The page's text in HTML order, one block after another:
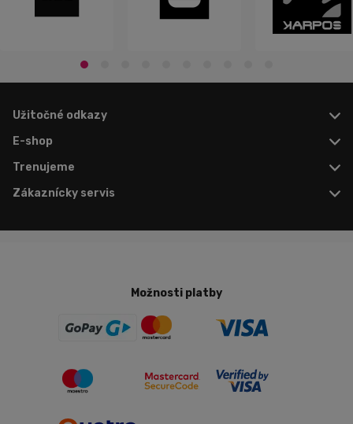
Užitočné odkazy
E-shop
Trenujeme
Zákaznícky servis
Možnosti platby